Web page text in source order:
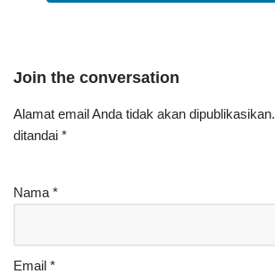
Join the conversation
Alamat email Anda tidak akan dipublikasikan.
ditandai *
Nama *
Email *